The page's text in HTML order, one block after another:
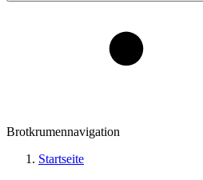
Brotkrumennavigation
Startseite